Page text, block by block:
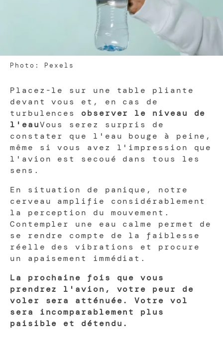
Photo: Pexels
Placez-le sur une table pliante
devant vous et, en cas de
turbulences observer le niveau de
l'eauVous serez surpris de
constater que l'eau bouge à peine,
même si vous avez l'impression que
l'avion est secoué dans tous les
sens.
En situation de panique, notre
cerveau amplifie considérablement
la perception du mouvement.
Contempler une eau calme permet de
se rendre compte de la faiblesse
réelle des vibrations et procure
un apaisement immédiat.
La prochaine fois que vous
prendrez l'avion, votre peur de
voler sera atténuée. Votre vol
sera incomparablement plus
paisible et détendu.